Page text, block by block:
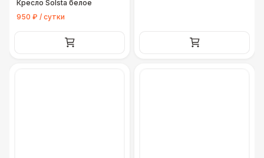
Кресло Solsta белое
950 ₽ / сутки